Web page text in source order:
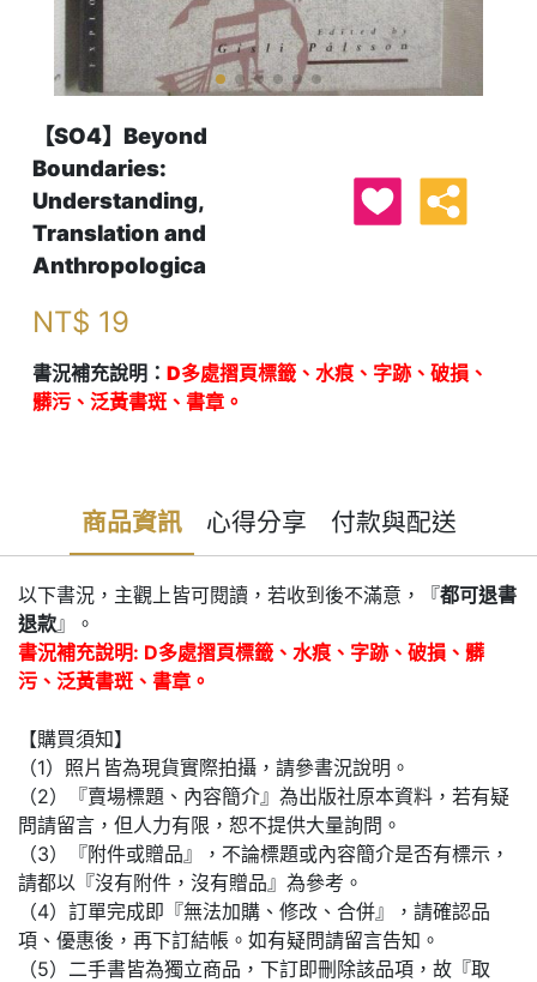
【SO4】Beyond
Boundaries:
Understanding,
Translation and
Anthropologica
NT$ 19
書況補充說明： D多處摺頁標籤、水痕、字跡、破損、
髒污、泛黃書斑、書章。
商品資訊 心得分享 付款與配送
以下書況，主觀上皆可閱讀，若收到後不滿意，『都可退書
退款』。
書況補充說明: D多處摺頁標籤、水痕、字跡、破損、髒
污、泛黃書斑、書章。
【購買須知】
（1）照片皆為現貨實際拍攝，請參書況說明。
（2）『賣場標題、內容簡介』為出版社原本資料，若有疑
問請留言，但人力有限，恕不提供大量詢問。
（3）『附件或贈品』，不論標題或內容簡介是否有標示，
請都以『沒有附件，沒有贈品』為參考。
（4）訂單完成即『無法加購、修改、合併』，請確認品
項、優惠後，再下訂結帳。如有疑問請留言告知。
（5）二手書皆為獨立商品，下訂即刪除該品項，故『取